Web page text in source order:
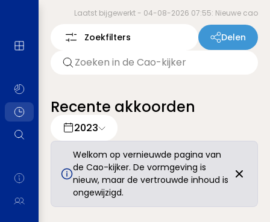
Laatst bijgewerkt - 04-08-2026 07:55: Nieuwe cao
Zoekfilters Delen
Recente akkoorden
2023
Welkom op vernieuwde pagina van
de Cao-kijker. De vormgeving is
nieuw, maar de vertrouwde inhoud is
ongewijzigd.